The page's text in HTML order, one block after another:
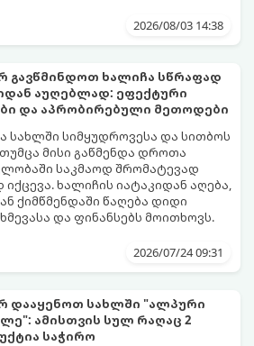
და გამოცდილი ყოფითი ხრიკები,
სიგრილე სპეციალური
გარეშეც.
10 საუკეთესო და
მეთოდს:
2026/08/03 14:38
გავწმინდოთ ხალიჩა სწრაფად
აუღებლად: ეფექტური
და აპრობირებული მეთოდები
სახლში სიმყუდროვესა და სითბოს
თუმცა მისი გაწმენდა დროთა
საკმაოდ შრომატევად
იქცევა. ხალიჩის იატაკიდან აღება,
ქიმწმენდაში წაღება დიდი
და ფინანსებს მოითხოვს.
ბიუჯეტური და აპრობირებული
ამოყვანასა და პირვანდელი
დაბრუნებას.
2026/07/24 09:31
დააყენოთ სახლში "ალპური
ამისთვის სულ რაღაც 2
საჭირო